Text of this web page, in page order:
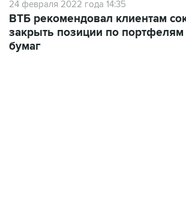
закрыть позиции по портфелям
бумаг